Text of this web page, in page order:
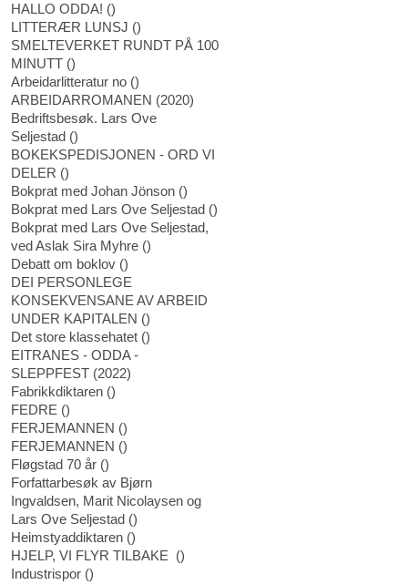
HALLO ODDA! ()
LITTERÆR LUNSJ ()
SMELTEVERKET RUNDT PÅ 100
MINUTT ()
Arbeidarlitteratur no ()
ARBEIDARROMANEN (2020)
Bedriftsbesøk. Lars Ove
Seljestad ()
BOKEKSPEDISJONEN - ORD VI
DELER ()
Bokprat med Johan Jönson ()
Bokprat med Lars Ove Seljestad ()
Bokprat med Lars Ove Seljestad,
ved Aslak Sira Myhre ()
Debatt om boklov ()
DEI PERSONLEGE
KONSEKVENSANE AV ARBEID
UNDER KAPITALEN ()
Det store klassehatet ()
EITRANES - ODDA -
SLEPPFEST (2022)
Fabrikkdiktaren ()
FEDRE ()
FERJEMANNEN ()
FERJEMANNEN ()
Fløgstad 70 år ()
Forfattarbesøk av Bjørn
Ingvaldsen, Marit Nicolaysen og
Lars Ove Seljestad ()
Heimstyaddiktaren ()
HJELP, VI FLYR TILBAKE ()
Industrispor ()